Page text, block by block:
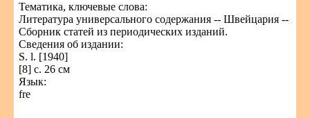
Тематика, ключевые слова:
Литература универсального содержания -- Швейцария --
Сборник статей из периодических изданий.
Сведения об издании:
S. l. [1940]
[8] с. 26 см
Язык:
fre